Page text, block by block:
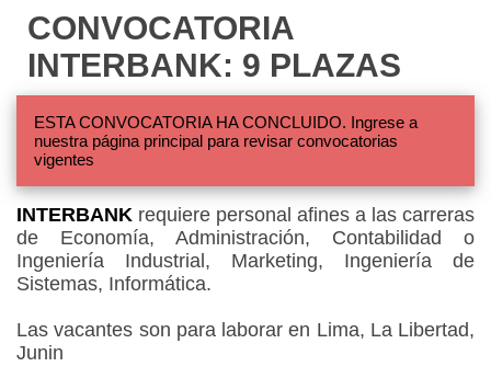
CONVOCATORIA
INTERBANK: 9 PLAZAS
ESTA CONVOCATORIA HA CONCLUIDO. Ingrese a
nuestra página principal para revisar convocatorias
vigentes
INTERBANK requiere personal afines a las carreras
de Economía, Administración, Contabilidad o
Ingeniería Industrial, Marketing, Ingeniería de
Sistemas, Informática.
Las vacantes son para laborar en Lima, La Libertad,
Junin